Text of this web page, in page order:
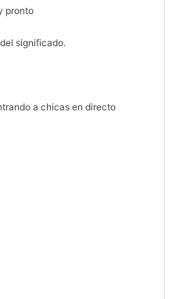
pronto
significado.
a chicas en directo